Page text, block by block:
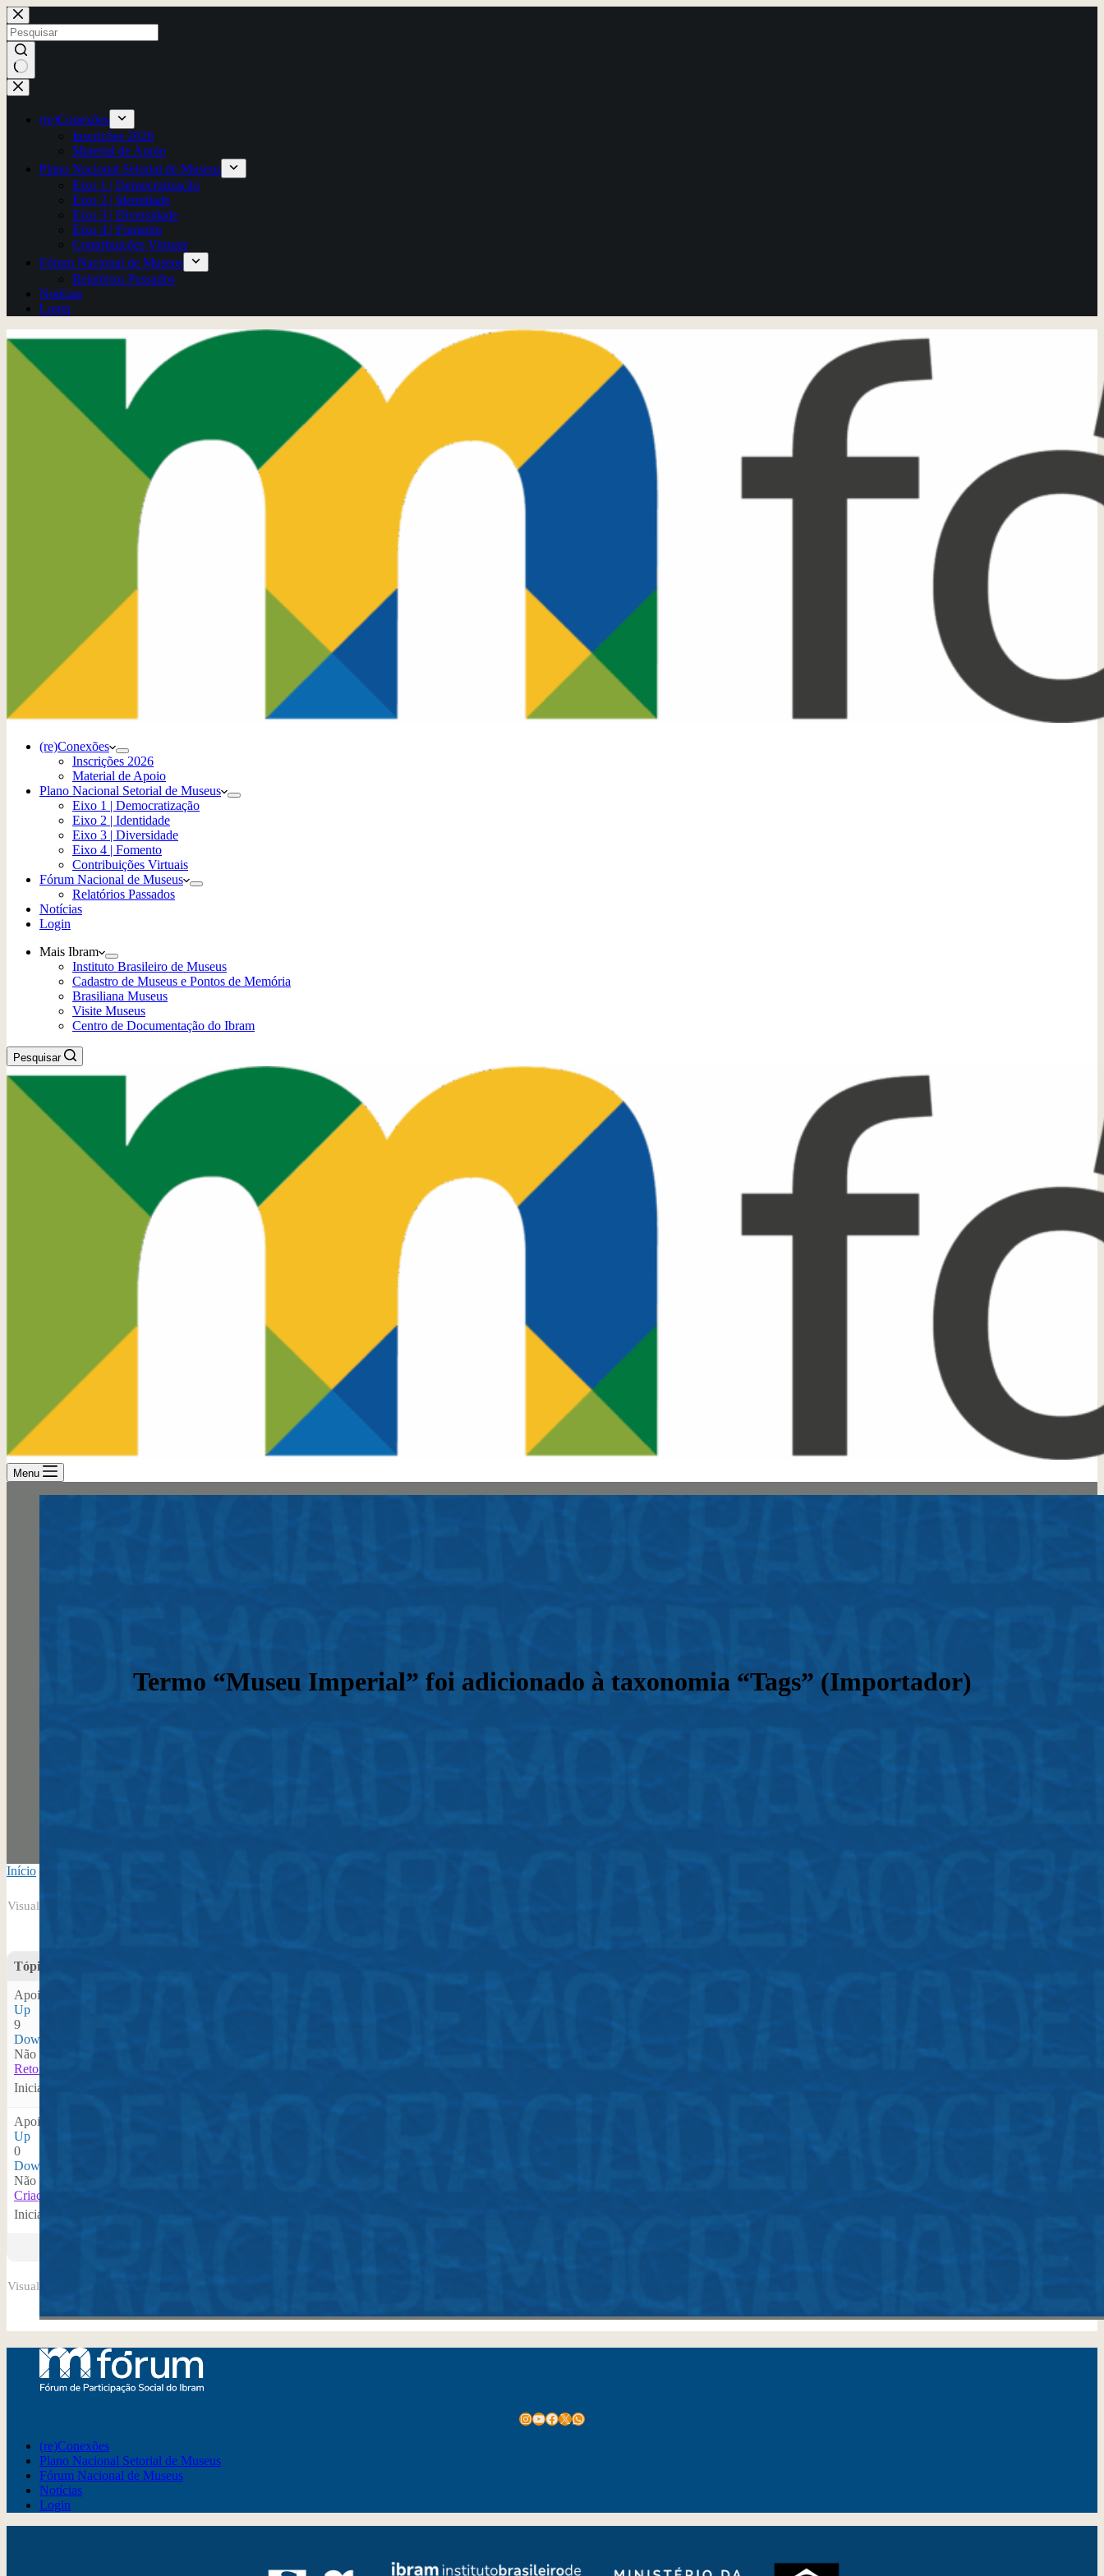
Pular
para
o
conteúdo
Sem
resultados
(re)Conexões
Inscrições 2026
Material de Apoio
Plano Nacional Setorial de Museus
Eixo 1 | Democratização
Eixo 2 | Identidade
Eixo 3 | Diversidade
Eixo 4 | Fomento
Contribuições Virtuais
Fórum Nacional de Museus
Relatórios Passados
Notícias
Login
(re)Conexões
Inscrições 2026
Material de Apoio
Plano Nacional Setorial de Museus
Eixo 1 | Democratização
Eixo 2 | Identidade
Eixo 3 | Diversidade
Eixo 4 | Fomento
Contribuições Virtuais
Fórum Nacional de Museus
Relatórios Passados
Notícias
Login
Mais Ibram
Instituto Brasileiro de Museus
Cadastro de Museus e Pontos de Memória
Brasiliana Museus
Visite Museus
Centro de Documentação do Ibram
Pesquisar
Menu
Termo “Museu Imperial” foi adicionado à taxonomia “Tags” (Importador)
Início
Visualizando 2 tópicos - 1 até 2 (de 2 do total)
Tópico
Apoio
Up
9
Down
Não apoio
Retorno da biblioteca pública no Brasil: um equipamento da Cultura no Minc
Iniciado por: Arnaldo Ricardo do Nascimento
Apoio
Up
0
Down
Não apoio
Criação do Ecomuseu do Bairro Imperial do Caju – Rio de Janeiro
Iniciado por: Fabiana Tavares do Nascimento Keller
Visualizando 2 tópicos - 1 até 2 (de 2 do total)
Instagram
Youtube
Facebook
X WhatsApp
(re)Conexões
Plano Nacional Setorial de Museus
Fórum Nacional de Museus
Notícias
Login